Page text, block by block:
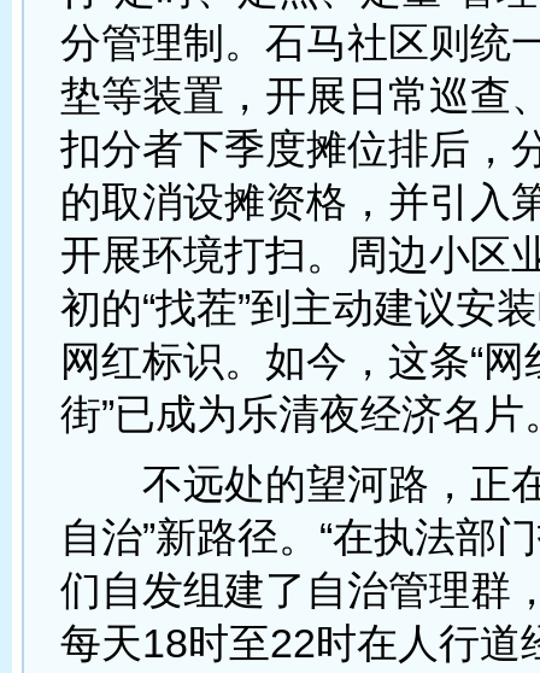
分管理制。石马社区则统
垫等装置，开展日常巡查
扣分者下季度摊位排后，
的取消设摊资格，并引入
开展环境打扫。周边小区
初的“找茬”到主动建议安
网红标识。如今，这条“
街”已成为乐清夜经济名片
不远处的望河路，正在
自治”新路径。“在执法部
们自发组建了自治管理群
每天18时至22时在人行道